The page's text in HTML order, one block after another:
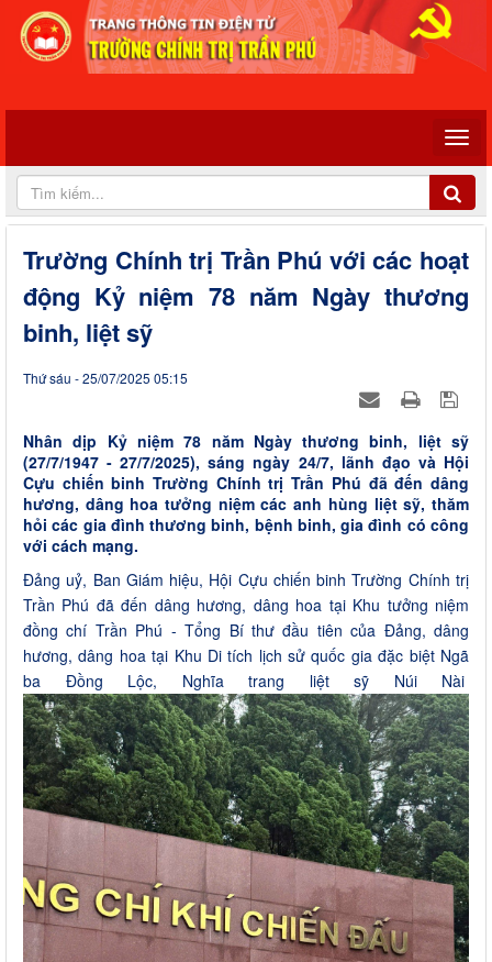
Trường Chính trị Trần Phú với các hoạt
động Kỷ niệm 78 năm Ngày thương
binh, liệt sỹ
Thứ sáu - 25/07/2025 05:15
Nhân dịp Kỷ niệm 78 năm Ngày thương binh, liệt sỹ
(27/7/1947 - 27/7/2025), sáng ngày 24/7, lãnh đạo và Hội
Cựu chiến binh Trường Chính trị Trần Phú đã đến dâng
hương, dâng hoa tưởng niệm các anh hùng liệt sỹ, thăm
hỏi các gia đình thương binh, bệnh binh, gia đình có công
với cách mạng.
Đảng uỷ, Ban Giám hiệu, Hội Cựu chiến binh Trường Chính trị
Trần Phú đã đến dâng hương, dâng hoa tại Khu tưởng niệm
đồng chí Trần Phú - Tổng Bí thư đầu tiên của Đảng, dâng
hương, dâng hoa tại Khu Di tích lịch sử quốc gia đặc biệt Ngã
ba Đồng Lộc, Nghĩa trang liệt sỹ Núi Nài